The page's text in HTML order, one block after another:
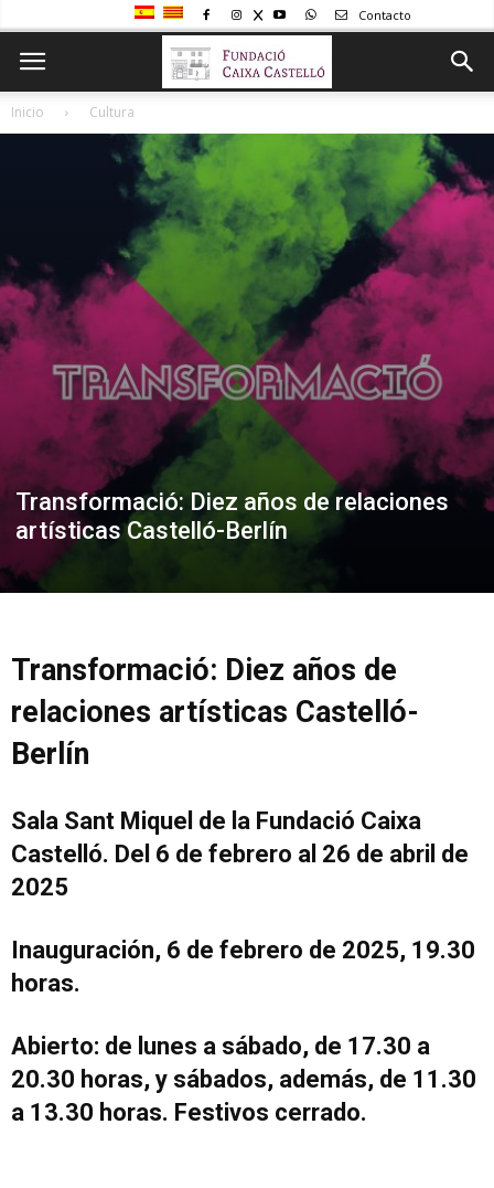
Contacto
Inicio Cultura
Transformació: Diez años de relaciones
artísticas Castelló-Berlín
Transformació: Diez años de
relaciones artísticas Castelló-
Berlín
Sala Sant Miquel de la Fundació Caixa
Castelló. Del 6 de febrero al 26 de abril de
2025
Inauguración, 6 de febrero de 2025, 19.30
horas.
Abierto: de lunes a sábado, de 17.30 a
20.30 horas, y sábados, además, de 11.30
a 13.30 horas. Festivos cerrado.